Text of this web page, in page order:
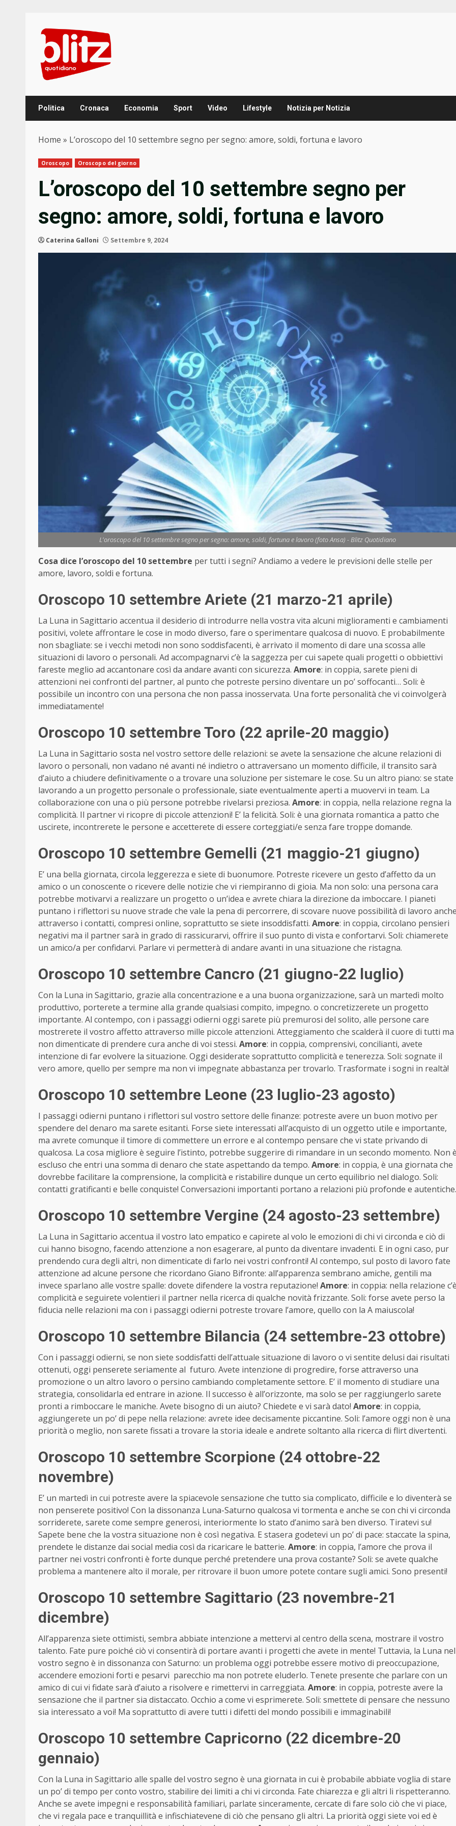
content
Politica Cronaca Economia Sport Video Lifestyle Notizia per Notizia
Home » L’oroscopo del 10 settembre segno per segno: amore, soldi, fortuna e lavoro
Oroscopo Oroscopo del giorno
L’oroscopo del 10 settembre segno per
segno: amore, soldi, fortuna e lavoro
Caterina Galloni Settembre 9, 2024
L'oroscopo del 10 settembre segno per segno: amore, soldi, fortuna e lavoro (foto Ansa) - Blitz Quotidiano
Cosa dice l’oroscopo del 10 settembre per tutti i segni? Andiamo a vedere le previsioni delle stelle per
amore, lavoro, soldi e fortuna.
Oroscopo 10 settembre Ariete (21 marzo-21 aprile)
La Luna in Sagittario accentua il desiderio di introdurre nella vostra vita alcuni miglioramenti e cambiamenti
positivi, volete affrontare le cose in modo diverso, fare o sperimentare qualcosa di nuovo. E probabilmente
non sbagliate: se i vecchi metodi non sono soddisfacenti, è arrivato il momento di dare una scossa alle
situazioni di lavoro o personali. Ad accompagnarvi c’è la saggezza per cui sapete quali progetti o obbiettivi
fareste meglio ad accantonare così da andare avanti con sicurezza. Amore: in coppia, sarete pieni di
attenzioni nei confronti del partner, al punto che potreste persino diventare un po’ soffocanti… Soli: è
possibile un incontro con una persona che non passa inosservata. Una forte personalità che vi coinvolgerà
immediatamente!
Oroscopo 10 settembre Toro (22 aprile-20 maggio)
La Luna in Sagittario sosta nel vostro settore delle relazioni: se avete la sensazione che alcune relazioni di
lavoro o personali, non vadano né avanti né indietro o attraversano un momento difficile, il transito sarà
d’aiuto a chiudere definitivamente o a trovare una soluzione per sistemare le cose. Su un altro piano: se state
lavorando a un progetto personale o professionale, siate eventualmente aperti a muovervi in team. La
collaborazione con una o più persone potrebbe rivelarsi preziosa. Amore: in coppia, nella relazione regna la
complicità. Il partner vi ricopre di piccole attenzioni! E’ la felicità. Soli: è una giornata romantica a patto che
uscirete, incontrerete le persone e accetterete di essere corteggiati/e senza fare troppe domande.
Oroscopo 10 settembre Gemelli (21 maggio-21 giugno)
E’ una bella giornata, circola leggerezza e siete di buonumore. Potreste ricevere un gesto d’affetto da un
amico o un conoscente o ricevere delle notizie che vi riempiranno di gioia. Ma non solo: una persona cara
potrebbe motivarvi a realizzare un progetto o un’idea e avrete chiara la direzione da imboccare. I pianeti
puntano i riflettori su nuove strade che vale la pena di percorrere, di scovare nuove possibilità di lavoro
attraverso i contatti, compresi online, soprattutto se siete insoddisfatti. Amore: in coppia, circolano pensieri
negativi ma il partner sarà in grado di rassicurarvi, offrire il suo punto di vista e confortarvi. Soli: chiamerete
un amico/a per confidarvi. Parlare vi permetterà di andare avanti in una situazione che ristagna.
Oroscopo 10 settembre Cancro (21 giugno-22 luglio)
Con la Luna in Sagittario, grazie alla concentrazione e a una buona organizzazione, sarà un martedì molto
produttivo, porterete a termine alla grande qualsiasi compito, impegno. o concretizzerete un progetto
importante. Al contempo, con i passaggi odierni oggi sarete più premurosi del solito, alle persone care
mostrerete il vostro affetto attraverso mille piccole attenzioni. Atteggiamento che scalderà il cuore di tutti ma
non dimenticate di prendere cura anche di voi stessi. Amore: in coppia, comprensivi, concilianti, avete
intenzione di far evolvere la situazione. Oggi desiderate soprattutto complicità e tenerezza. Soli: sognate il
vero amore, quello per sempre ma non vi impegnate abbastanza per trovarlo. Trasformate i sogni in realtà!
Oroscopo 10 settembre Leone (23 luglio-23 agosto)
I passaggi odierni puntano i riflettori sul vostro settore delle finanze: potreste avere un buon motivo per
spendere del denaro ma sarete esitanti. Forse siete interessati all’acquisto di un oggetto utile e importante,
ma avrete comunque il timore di commettere un errore e al contempo pensare che vi state privando di
qualcosa. La cosa migliore è seguire l’istinto, potrebbe suggerire di rimandare in un secondo momento. Non
escluso che entri una somma di denaro che state aspettando da tempo. Amore: in coppia, è una giornata che
dovrebbe facilitare la comprensione, la complicità e ristabilire dunque un certo equilibrio nel dialogo. Soli:
contatti gratificanti e belle conquiste! Conversazioni importanti portano a relazioni più profonde e autentiche.
Oroscopo 10 settembre Vergine (24 agosto-23 settembre)
La Luna in Sagittario accentua il vostro lato empatico e capirete al volo le emozioni di chi vi circonda e ciò di
cui hanno bisogno, facendo attenzione a non esagerare, al punto da diventare invadenti. E in ogni caso, pur
prendendo cura degli altri, non dimenticate di farlo nei vostri confronti! Al contempo, sul posto di lavoro fate
attenzione ad alcune persone che ricordano Giano Bifronte: all’apparenza sembrano amiche, gentili ma
invece sparlano alle vostre spalle: dovete difendere la vostra reputazione! Amore: in coppia: nella relazione
complicità e seguirete volentieri il partner nella ricerca di qualche novità frizzante. Soli: forse avete perso la
fiducia nelle relazioni ma con i passaggi odierni potreste trovare l’amore, quello con la A maiuscola!
Oroscopo 10 settembre Bilancia (24 settembre-23 ottobre)
Con i passaggi odierni, se non siete soddisfatti dell’attuale situazione di lavoro o vi sentite delusi dai risultati
ottenuti, oggi penserete seriamente al futuro. Avete intenzione di progredire, forse attraverso una
promozione o un altro lavoro o persino cambiando completamente settore. E’ il momento di studiare una
strategia, consolidarla ed entrare in azione. Il successo è all’orizzonte, ma solo se per raggiungerlo sarete
pronti a rimboccare le maniche. Avete bisogno di un aiuto? Chiedete e vi sarà dato! Amore: in coppia,
aggiungerete un po’ di pepe nella relazione: avrete idee decisamente piccantine. Soli: l’amore oggi non è una
priorità o meglio, non sarete fissati a trovare la storia ideale e andrete soltanto alla ricerca di flirt divertenti.
Oroscopo 10 settembre Scorpione (24 ottobre-22
novembre)
E’ un martedì in cui potreste avere la spiacevole sensazione che tutto sia complicato, difficile e lo diventerà se
non penserete positivo! Con la dissonanza Luna-Saturno qualcosa vi tormenta e anche se con chi vi circonda
sorriderete, sarete come sempre generosi, interiormente lo stato d’animo sarà ben diverso. Tiratevi su!
Sapete bene che la vostra situazione non è così negativa. E stasera godetevi un po’ di pace: staccate la spina,
prendete le distanze dai social media così da ricaricare le batterie. Amore: in coppia, l’amore che prova il
partner nei vostri confronti è forte dunque perché pretendere una prova costante? Soli: se avete qualche
problema a mantenere alto il morale, per ritrovare il buon umore potete contare sugli amici. Sono presenti!
Oroscopo 10 settembre Sagittario (23 novembre-21
dicembre)
All’apparenza siete ottimisti, sembra abbiate intenzione a mettervi al centro della scena, mostrare il vostro
talento. Fate pure poiché ciò vi consentirà di portare avanti i progetti che avete in mente! Tuttavia, la Luna nel
vostro segno è in dissonanza con Saturno: un problema oggi potrebbe essere motivo di preoccupazione,
accendere emozioni forti e pesarvi parecchio ma non potrete eluderlo. Tenete presente che parlare con un
amico di cui vi fidate sarà d’aiuto a risolvere e rimettervi in carreggiata. Amore: in coppia, potreste avere la
sensazione che il partner sia distaccato. Occhio a come vi esprimerete. Soli: smettete di pensare che nessuno
sia interessato a voi! Ma soprattutto di avere tutti i difetti del mondo possibili e immaginabili!
Oroscopo 10 settembre Capricorno (22 dicembre-20
gennaio)
Con la Luna in Sagittario alle spalle del vostro segno è una giornata in cui è probabile abbiate voglia di stare
un po’ di tempo per conto vostro, stabilire dei limiti a chi vi circonda. Fate chiarezza e gli altri li rispetteranno.
Anche se avete impegni e responsabilità familiari, parlate sinceramente, cercate di fare solo ciò che vi piace,
che vi regala pace e tranquillità e infischiatevene di ciò che pensano gli altri. La priorità oggi siete voi ed è